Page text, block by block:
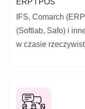
ERP i POS
IFS, Comarch
(Softlab, Safo) i
w czasie